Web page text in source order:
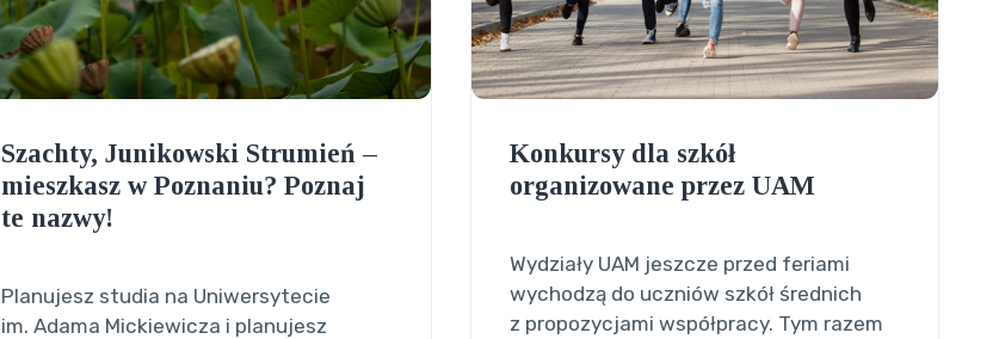
Szachty, Junikowski Strumień –
mieszkasz w Poznaniu? Poznaj
te nazwy!
Planujesz studia na Uniwersytecie
im. Adama Mickiewicza i planujesz
Konkursy dla szkół
organizowane przez UAM
Wydziały UAM jeszcze przed feriami
wychodzą do uczniów szkół średnich
z propozycjami współpracy. Tym razem